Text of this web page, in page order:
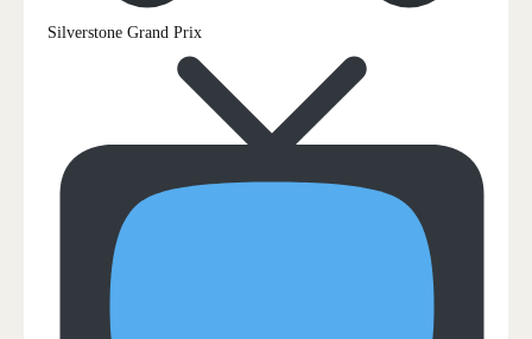
Silverstone Grand Prix